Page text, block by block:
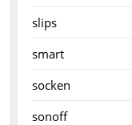
slips
smart
socken
sonoff